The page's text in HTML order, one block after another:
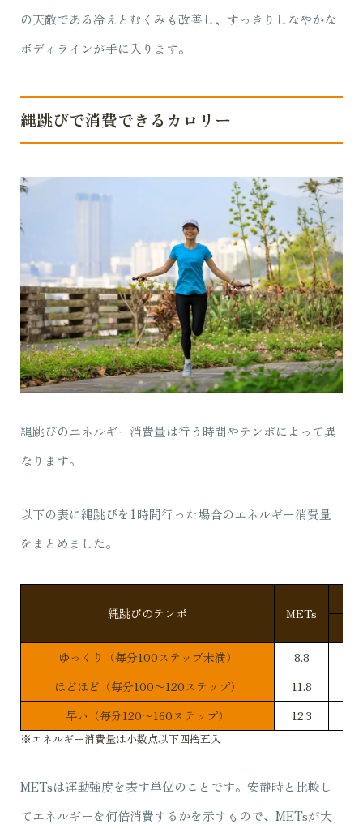
の天敵である冷えとむくみも改善し、すっきりしなやかな
ボディラインが手に入ります。
縄跳びで消費できるカロリー
縄跳びのエネルギー消費量は行う時間やテンポによって異
なります。
以下の表に縄跳びを1時間行った場合のエネルギー消費量
をまとめました。
縄跳びのテンポ
METs
ゆっくり（毎分100ステップ未満）
8.8
ほどほど（毎分100〜120ステップ）
11.8
早い（毎分120〜160ステップ）
12.3
※エネルギー消費量は小数点以下四捨五入
METsは運動強度を表す単位のことです。安静時と比較し
てエネルギーを何倍消費するかを示すもので、METsが大